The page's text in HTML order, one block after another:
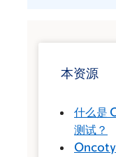
本资源
什么是
测试？